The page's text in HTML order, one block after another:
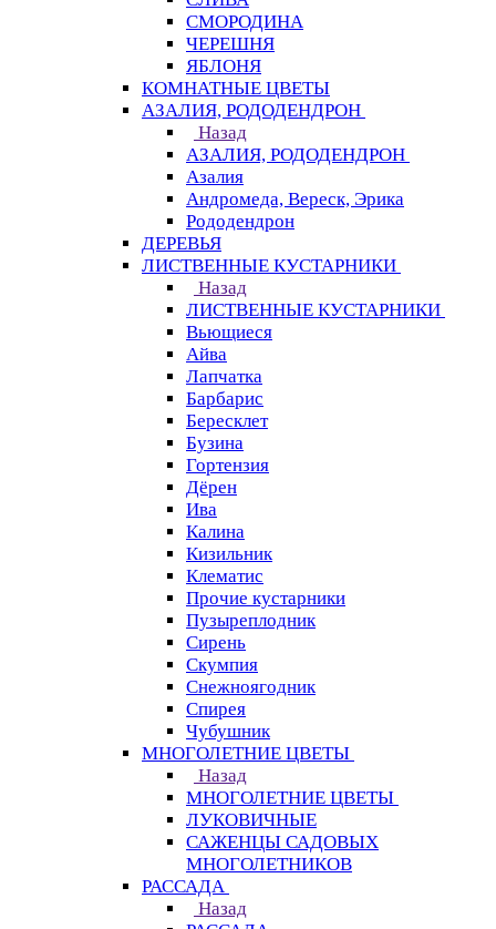
СМОРОДИНА
ЧЕРЕШНЯ
ЯБЛОНЯ
КОМНАТНЫЕ ЦВЕТЫ
АЗАЛИЯ, РОДОДЕНДРОН
Назад
АЗАЛИЯ, РОДОДЕНДРОН
Азалия
Андромеда, Вереск, Эрика
Рододендрон
ДЕРЕВЬЯ
ЛИСТВЕННЫЕ КУСТАРНИКИ
Назад
ЛИСТВЕННЫЕ КУСТАРНИКИ
Вьющиеся
Айва
Лапчатка
Барбарис
Бересклет
Бузина
Гортензия
Дёрен
Ива
Калина
Кизильник
Клематис
Прочие кустарники
Пузыреплодник
Сирень
Скумпия
Снежноягодник
Спирея
Чубушник
МНОГОЛЕТНИЕ ЦВЕТЫ
Назад
МНОГОЛЕТНИЕ ЦВЕТЫ
ЛУКОВИЧНЫЕ
САЖЕНЦЫ САДОВЫХ
МНОГОЛЕТНИКОВ
РАССАДА
Назад